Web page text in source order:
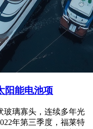
阳能电池项
璃寡头，连续多年光
年第三季度，福莱特